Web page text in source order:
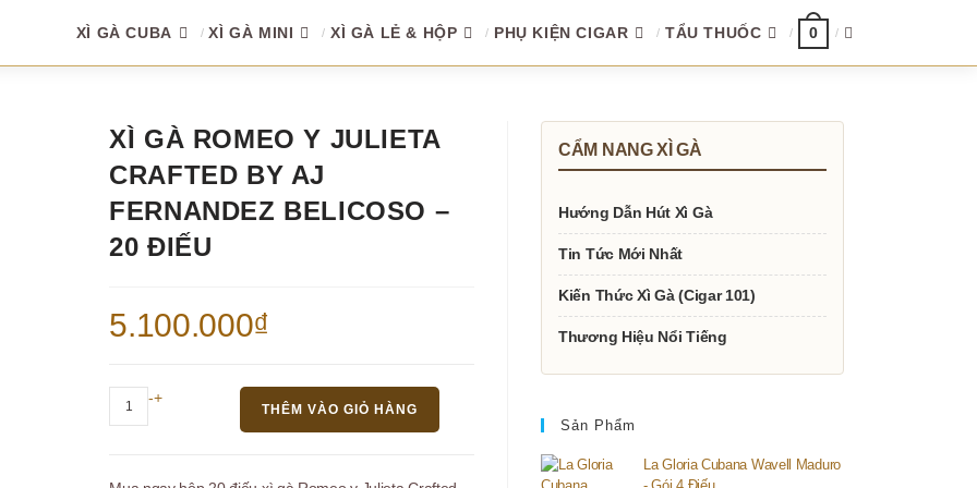
XÌ GÀ CUBA XÌ GÀ MINI XÌ GÀ LẺ & HỘP PHỤ KIỆN CIGAR TẨU THUỐC 0 TOGGLE
XÌ GÀ ROMEO Y JULIETA
CRAFTED BY AJ
FERNANDEZ BELICOSO –
20 ĐIẾU
5.100.000₫
Xì
-+
THÊM VÀO GIỎ HÀNG
CẨM NANG XÌ GÀ
Hướng Dẫn Hút Xì Gà
Tin Tức Mới Nhất
Kiến Thức Xì Gà (Cigar 101)
Thương Hiệu Nổi Tiếng
Sản Phẩm
La Gloria Cubana Wavell Maduro